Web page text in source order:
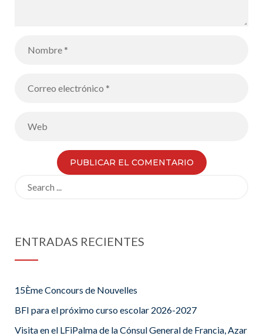
ENTRADAS RECIENTES
15Ème Concours de Nouvelles
BFI para el próximo curso escolar 2026-2027
Visita en el LFiPalma de la Cónsul General de Francia, Azar